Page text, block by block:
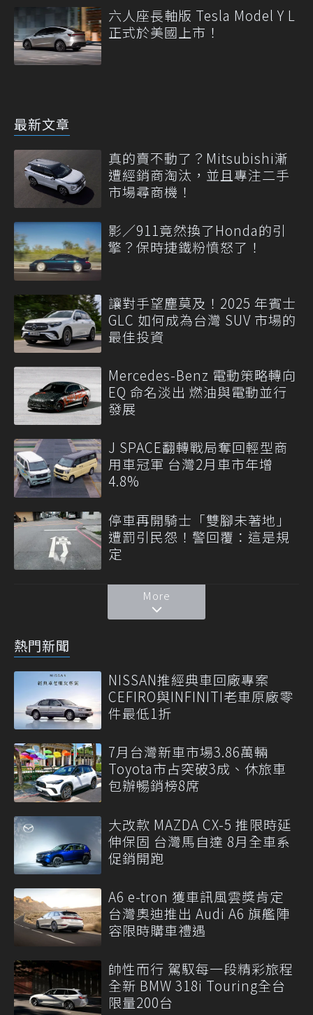
六人座長軸版 Tesla Model Y L
正式於美國上市！
最新文章
真的賣不動了？Mitsubishi漸
遭經銷商淘汰，並且專注二手
市場尋商機！
影／911竟然換了Honda的引
擎？保時捷鐵粉憤怒了！
讓對手望塵莫及！2025 年賓士
GLC 如何成為台灣 SUV 市場的
最佳投資
Mercedes-Benz 電動策略轉向
EQ 命名淡出 燃油與電動並行
發展
J SPACE翻轉戰局奪回輕型商
用車冠軍 台灣2月車市年增
4.8%
停車再開騎士「雙腳未著地」
遭罰引民怨！警回覆：這是規
定
More
熱門新聞
NISSAN推經典車回廠專案
CEFIRO與INFINITI老車原廠零
件最低1折
7月台灣新車市場3.86萬輛
Toyota市占突破3成、休旅車
包辦暢銷榜8席
大改款 MAZDA CX-5 推限時延
伸保固 台灣馬自達 8月全車系
促銷開跑
A6 e-tron 獲車訊風雲獎肯定
台灣奧迪推出 Audi A6 旗艦陣
容限時購車禮遇
帥性而行 駕馭每一段精彩旅程
全新 BMW 318i Touring全台
限量200台